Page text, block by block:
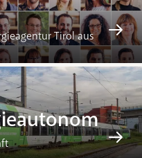
Tirol aus